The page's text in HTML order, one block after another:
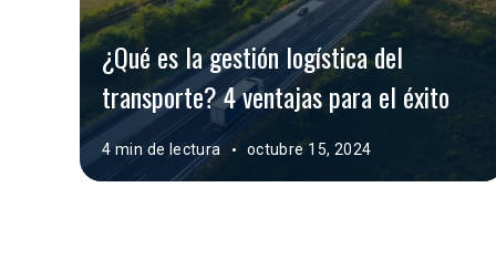
¿Qué es la gestión logística del
transporte? 4 ventajas para el éxito
4 min de lectura octubre 15, 2024